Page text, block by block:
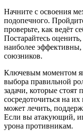
Начните с освоения
подопечного.
проверьте, как ведёт
Постарайтесь
наиболее
союзников.
Ключевым моментом
выбора правильной
задачи, которые стоят
сосредоточиться на
может лечить,
Если вы атакующий,
урона противникам.